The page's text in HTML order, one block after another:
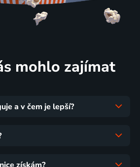
mohlo zajímat
a v čem je lepší?